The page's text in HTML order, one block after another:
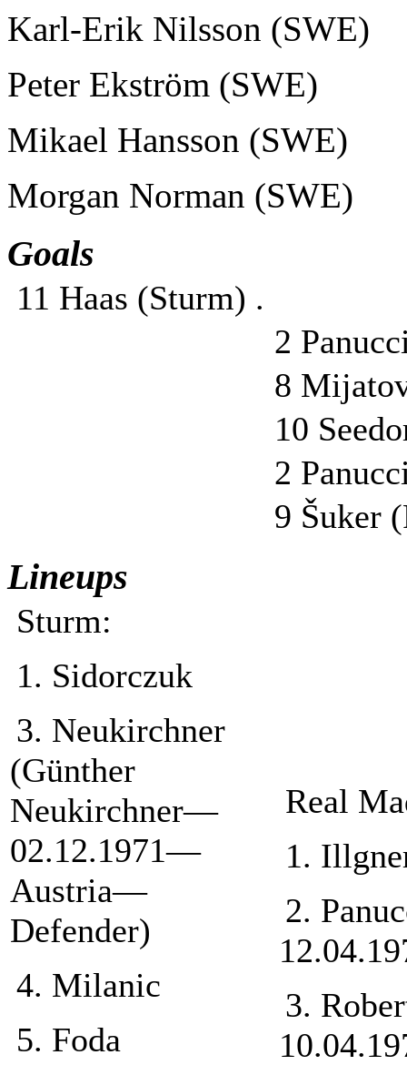
Karl-Erik Nilsson (SWE)
Peter Ekström (SWE)
Mikael Hansson (SWE)
Morgan Norman (SWE)
Goals
11 Haas (Sturm) .
2
8
10
2
9 Šuker
Lineups
Sturm:
1. Sidorczuk
3. Neukirchner
(Günther
Neukirchner—
02.12.1971—
Austria—
Defender)
4. Milanic
5. Foda
Real
1.
2.
3.